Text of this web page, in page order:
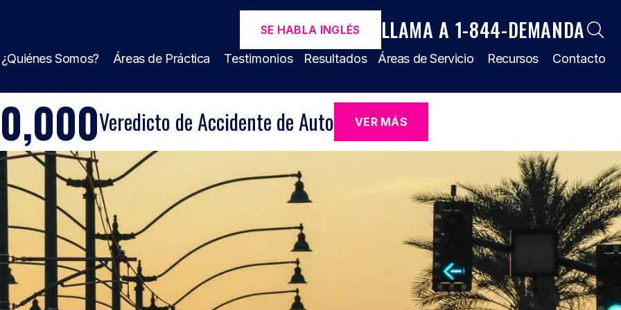
SE HABLA INGLÉS LLAMA A 1-844-DEMANDA
¿Quiénes Somos? Áreas de Práctica Testimonios Resultados Áreas de Servicio Recursos Contacto
Veredicto de Accidente de Auto VER MÁS